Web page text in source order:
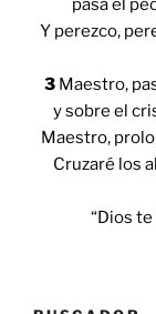
pasa el
Y perezco,
3Maestro,
y sobre el
Maestro,
Cruzaré los
“Dios